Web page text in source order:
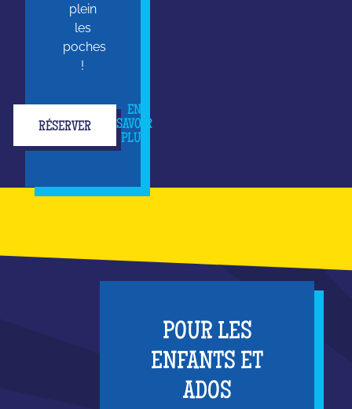
plein
les
poches
!
RÉSERVER
EN
SAVOIR
PLUS
POUR LES
ENFANTS ET
ADOS